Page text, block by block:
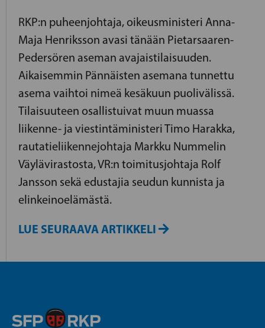
RKP:n puheenjohtaja, oikeusministeri Anna-
Maja Henriksson avasi tänään Pietarsaaren-
Pedersören aseman avajaistilaisuuden.
Aikaisemmin Pännäisten asemana tunnettu
asema vaihtoi nimeä kesäkuun puolivälissä.
Tilaisuuteen osallistuivat muun muassa
liikenne- ja viestintäministeri Timo Harakka,
rautatieliikennejohtaja Markku Nummelin
Väylävirastosta, VR:n toimitusjohtaja Rolf
Jansson sekä edustajia seudun kunnista ja
elinkeinoelämästä.
LUE SEURAAVA ARTIKKELI